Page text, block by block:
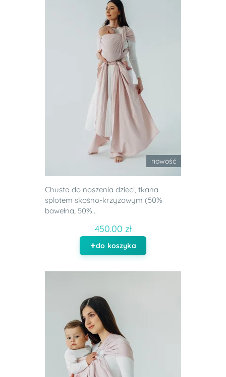
nowość
Chusta do noszenia dzieci, tkana
splotem skośno-krzyżowym (50%
bawełna, 50%...
450.00 zł
do koszyka